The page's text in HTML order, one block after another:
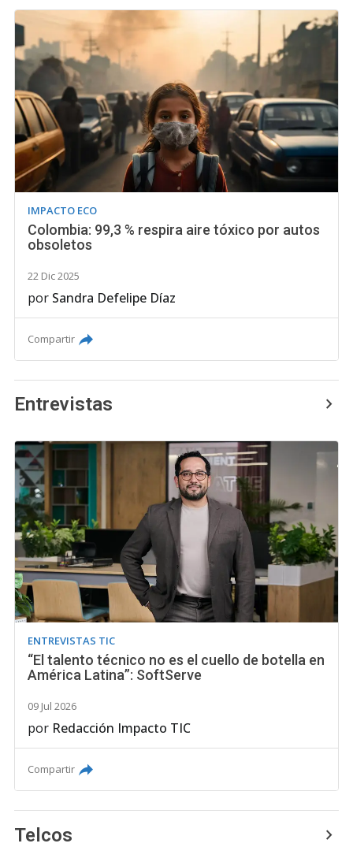
IMPACTO ECO
Colombia: 99,3 % respira aire tóxico por autos
obsoletos
22 Dic 2025
por Sandra Defelipe Díaz
Compartir
Entrevistas
ENTREVISTAS TIC
“El talento técnico no es el cuello de botella en
América Latina”: SoftServe
09 Jul 2026
por Redacción Impacto TIC
Compartir
Telcos